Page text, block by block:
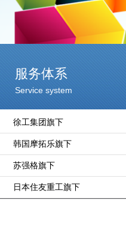
服务体系
Service system
徐工集团旗下
韩国摩拓乐旗下
苏强格旗下
日本住友重工旗下